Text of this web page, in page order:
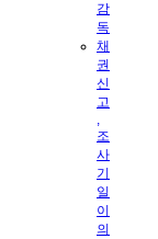
감
독
채
권
신
고
,
조
사
기
일
이
의